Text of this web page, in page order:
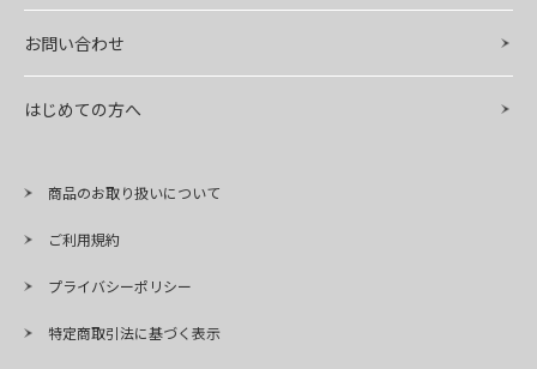
お問い合わせ
はじめての方へ
商品のお取り扱いについて
ご利用規約
プライバシーポリシー
特定商取引法に基づく表示